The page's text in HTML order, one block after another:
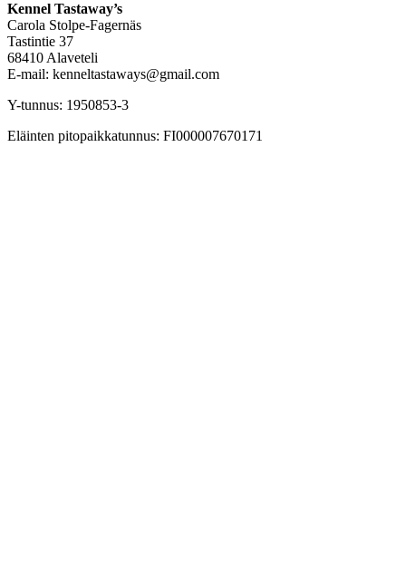
Kennel Tastaway’s
Carola Stolpe-Fagernäs
Tastintie 37
68410 Alaveteli
E-mail: kenneltastaways@gmail.com
Y-tunnus: 1950853-3
Eläinten pitopaikkatunnus: FI000007670171